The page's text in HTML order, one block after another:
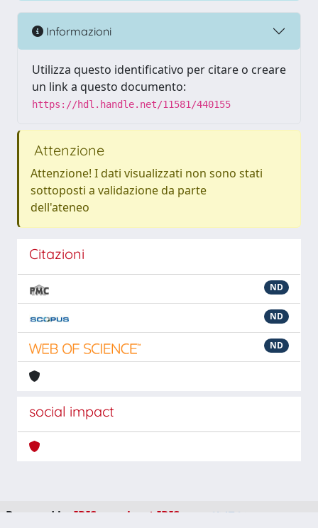
Informazioni
Utilizza questo identificativo per citare o creare
un link a questo documento:
https://hdl.handle.net/11581/440155
Attenzione
Attenzione! I dati visualizzati non sono stati
sottoposti a validazione da parte
dell'ateneo
Citazioni
ND
ND
ND
social impact
Powered by IRIS about IRIS